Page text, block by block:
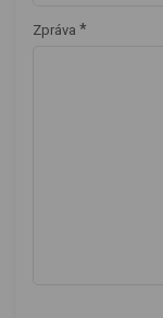
Zpráva *